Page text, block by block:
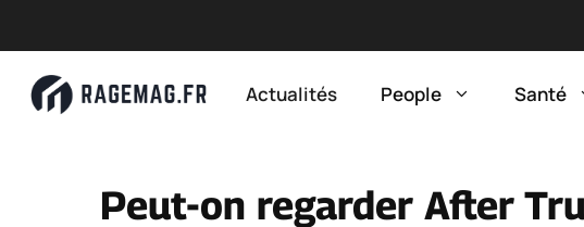
Actualités People Santé
Peut-on regarder After